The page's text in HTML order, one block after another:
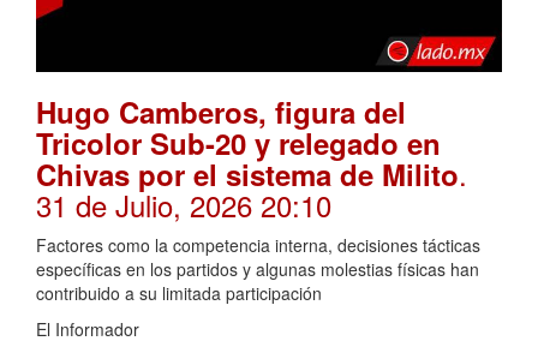
Hugo Camberos, figura del
Tricolor Sub-20 y relegado en
Chivas por el sistema de Milito.
31 de Julio, 2026 20:10
Factores como la competencia interna, decisiones tácticas
específicas en los partidos y algunas molestias físicas han
contribuido a su limitada participación
El Informador